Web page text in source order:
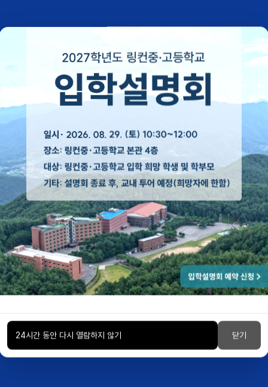
24시간 동안 다시 열람하지 않기 닫기
Think deeply,
Lead bravely
강한 마인드가 세상을 이끈다